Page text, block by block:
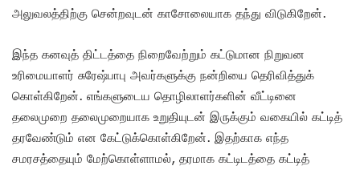
அலுவலத்திற்கு சென்றவுடன் காசோலையாக தந்து விடுகிறேன்.
இந்த கனவுத் திட்டத்தை நிறைவேற்றும் கட்டுமான நிறுவன
உரிமையாளர் சுரேஷ்பாபு அவர்களுக்கு நன்றியை தெரிவித்துக்
கொள்கிறேன். எங்களுடைய தொழிலாளர்களின் வீட்டினை
தலைமுறை தலைமுறையாக உறுதியுடன் இருக்கும் வகையில் கட்டித்
தரவேண்டும் என கேட்டுக்கொள்கிறேன். இதற்காக எந்த
சமரசத்தையும் மேற்கொள்ளாமல், தரமாக கட்டிடத்தை கட்டித்